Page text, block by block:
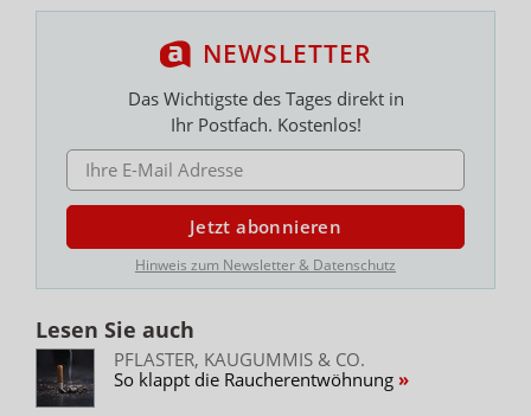
NEWSLETTER
Das Wichtigste des Tages direkt in
Ihr Postfach. Kostenlos!
E-MAIL ADRESSE
Jetzt abonnieren
Hinweis zum Newsletter & Datenschutz
Lesen Sie auch
PFLASTER, KAUGUMMIS & CO.
So klappt die Raucherentwöhnung